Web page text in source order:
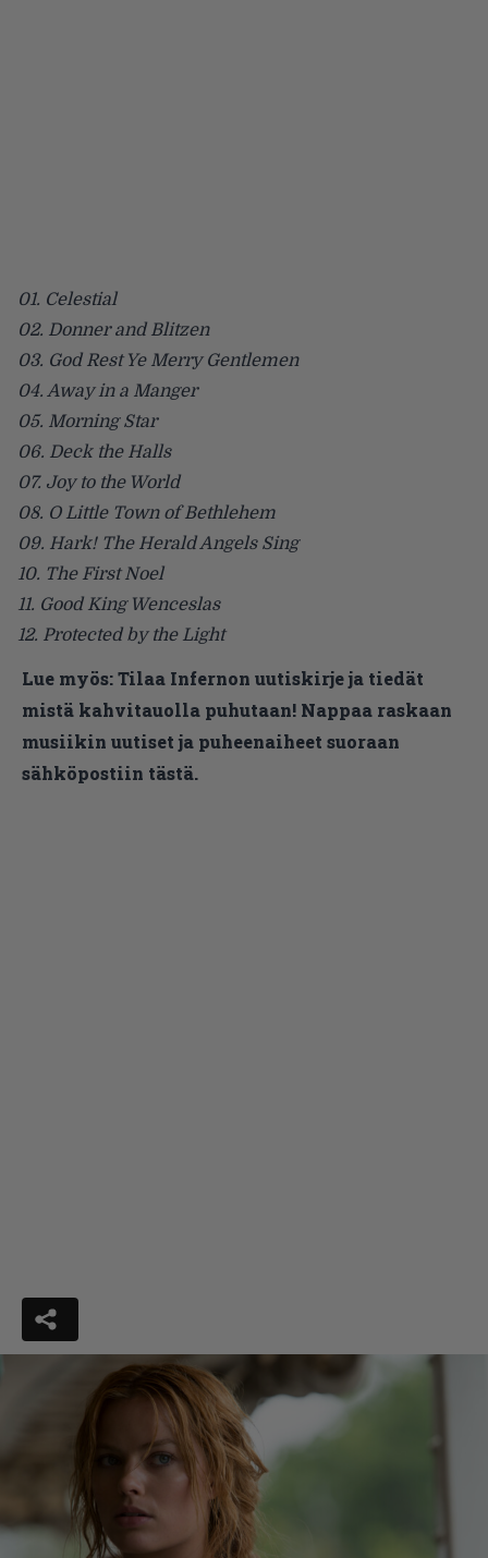
01. Celestial
02. Donner and Blitzen
03. God Rest Ye Merry Gentlemen
04. Away in a Manger
05. Morning Star
06. Deck the Halls
07. Joy to the World
08. O Little Town of Bethlehem
09. Hark! The Herald Angels Sing
10. The First Noel
11. Good King Wenceslas
12. Protected by the Light
Lue myös:Tilaa Infernon uutiskirje ja tiedät
mistä kahvitauolla puhutaan! Nappaa raskaan
musiikin uutiset ja puheenaiheet suoraan
sähköpostiin tästä.